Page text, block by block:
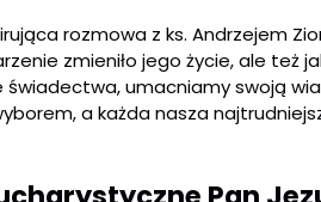
rozmowa z ks. Andrzejem
zmieniło jego życie, ale też
umacniamy swoją
a każda nasza